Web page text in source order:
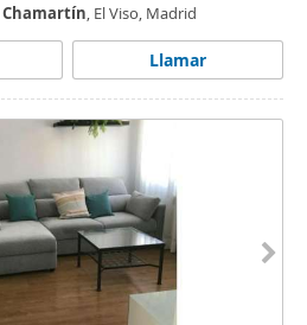
Chamartín, El Viso, Madrid
Llamar